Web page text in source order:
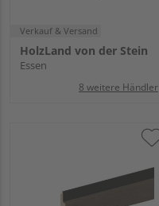
Verkauf & Versand
HolzLand von der Stein
Essen
8 weitere Händler